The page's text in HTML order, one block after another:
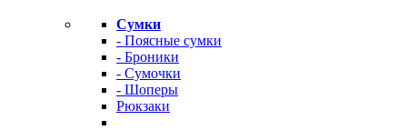
Сумки
- Поясные сумки
- Броники
- Сумочки
- Шоперы
Рюкзаки